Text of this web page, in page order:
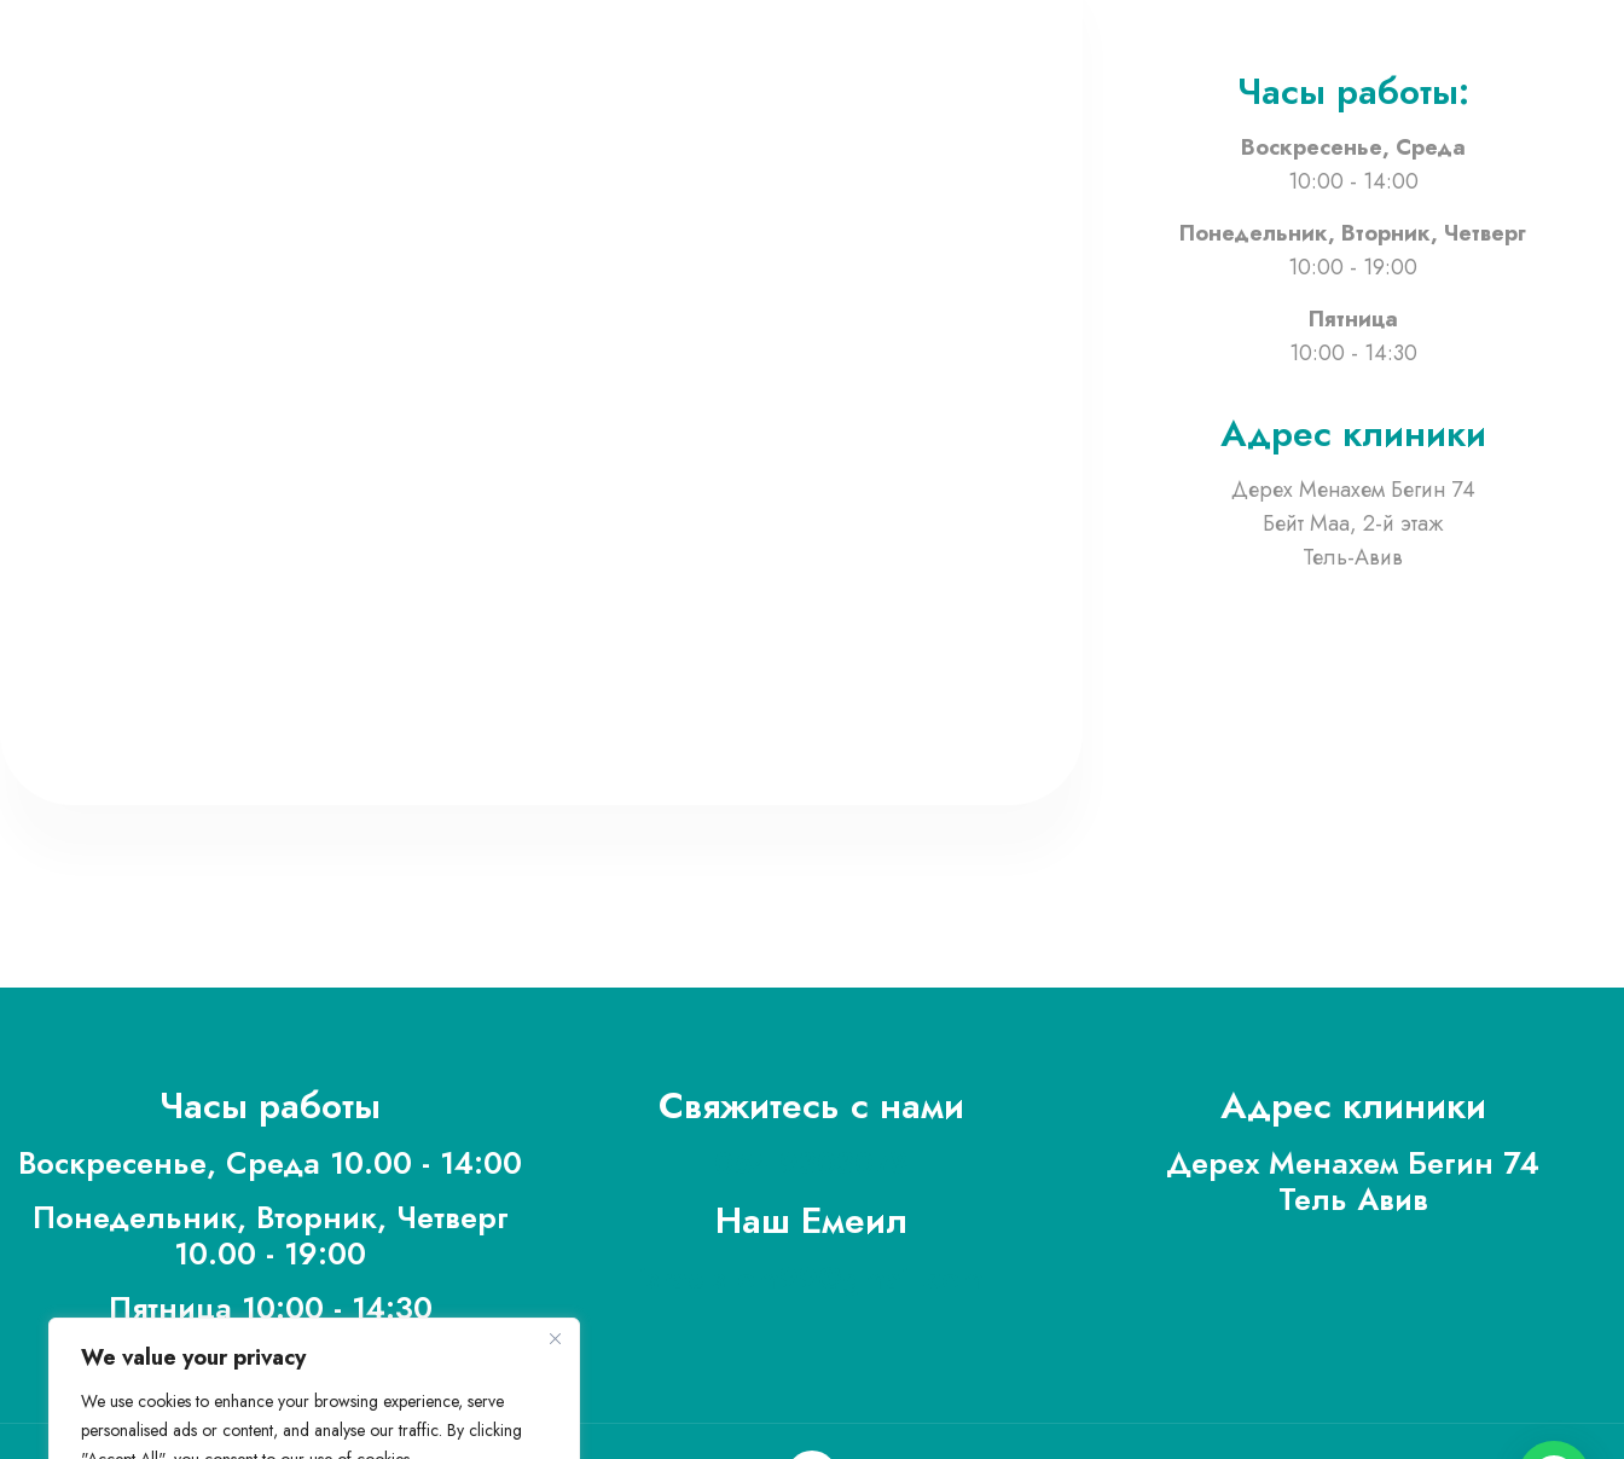
We value your privacy
We use cookies to enhance your browsing experience, serve
personalised ads or content, and analyse our traffic. By clicking
Часы работы:
Воскресенье, Среда
10:00 - 14:00
Понедельник, Вторник, Четверг
10:00 - 19:00
Пятница
10:00 - 14:30
Адрес клиники
Дерех Менахем Бегин 74
Бейт Маа, 2-й этаж
Тель-Авив
Часы работы
Воскресенье, Среда 10.00 - 14:00
Понедельник, Вторник, Четверг
10.00 - 19:00
Пятница 10:00 - 14:30
Свяжитесь с нами
Наш Емеил
Адрес клиники
Дерех Менахем Бегин 74
Тель Авив